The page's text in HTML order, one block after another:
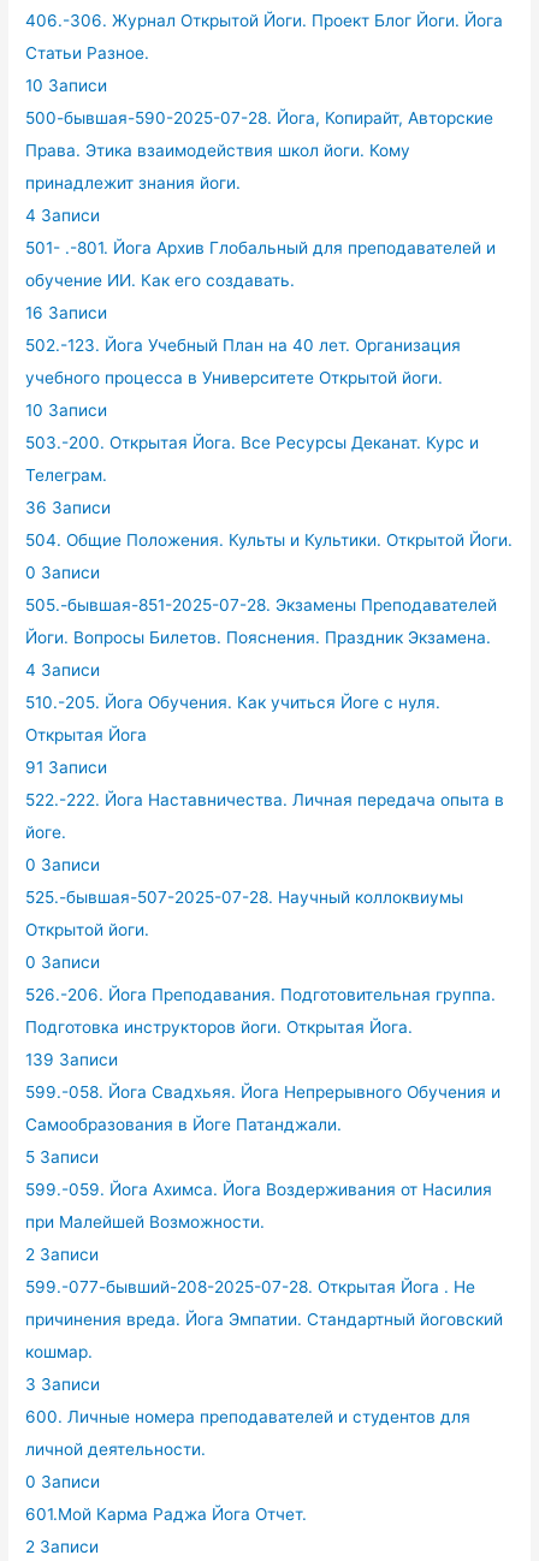
406.-306. Журнал Открытой Йоги. Проект Блог Йоги. Йога
Статьи Разное.
10 Записи
500-бывшая-590-2025-07-28. Йога, Копирайт, Авторские
Права. Этика взаимодействия школ йоги. Кому
принадлежит знания йоги.
4 Записи
501- .-801. Йога Архив Глобальный для преподавателей и
обучение ИИ. Как его создавать.
16 Записи
502.-123. Йога Учебный План на 40 лет. Организация
учебного процесса в Университете Открытой йоги.
10 Записи
503.-200. Открытая Йога. Все Ресурсы Деканат. Курс и
Телеграм.
36 Записи
504. Общие Положения. Культы и Культики. Открытой Йоги.
0 Записи
505.-бывшая-851-2025-07-28. Экзамены Преподавателей
Йоги. Вопросы Билетов. Пояснения. Праздник Экзамена.
4 Записи
510.-205. Йога Обучения. Как учиться Йоге с нуля.
Открытая Йога
91 Записи
522.-222. Йога Наставничества. Личная передача опыта в
йоге.
0 Записи
525.-бывшая-507-2025-07-28. Научный коллоквиумы
Открытой йоги.
0 Записи
526.-206. Йога Преподавания. Подготовительная группа.
Подготовка инструкторов йоги. Открытая Йога.
139 Записи
599.-058. Йога Свадхьяя. Йога Непрерывного Обучения и
Самообразования в Йоге Патанджали.
5 Записи
599.-059. Йога Ахимса. Йога Воздерживания от Насилия
при Малейшей Возможности.
2 Записи
599.-077-бывший-208-2025-07-28. Открытая Йога . Не
причинения вреда. Йога Эмпатии. Стандартный йоговский
кошмар.
3 Записи
600. Личные номера преподавателей и студентов для
личной деятельности.
0 Записи
601.Мой Карма Раджа Йога Отчет.
2 Записи